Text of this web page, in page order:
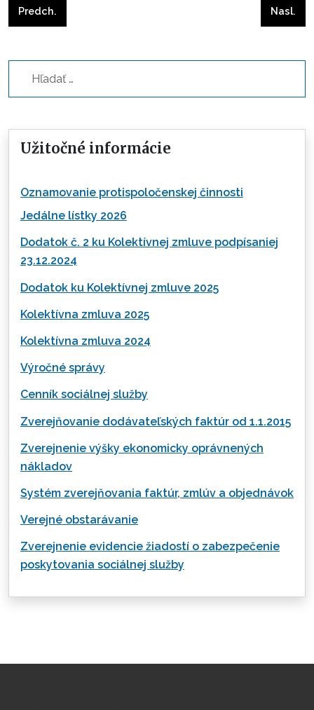
Predchádzajúci článok: Slnečný majáles
Predch. Nasl.
Užitočné informácie
Oznamovanie protispoločenskej činnosti
Jedálne lístky 2026
Dodatok č. 2 ku Kolektívnej zmluve podpísaniej
23.12.2024
Dodatok ku Kolektívnej zmluve 2025
Kolektívna zmluva 2025
Kolektívna zmluva 2024
Výročné správy
Cenník sociálnej služby
Zverejňovanie dodávateľských faktúr od 1.1.2015
Zverejnenie výšky ekonomicky oprávnených
nákladov
Systém zverejňovania faktúr, zmlúv a objednávok
Verejné obstarávanie
Zverejnenie evidencie žiadostí o zabezpečenie
poskytovania sociálnej služby